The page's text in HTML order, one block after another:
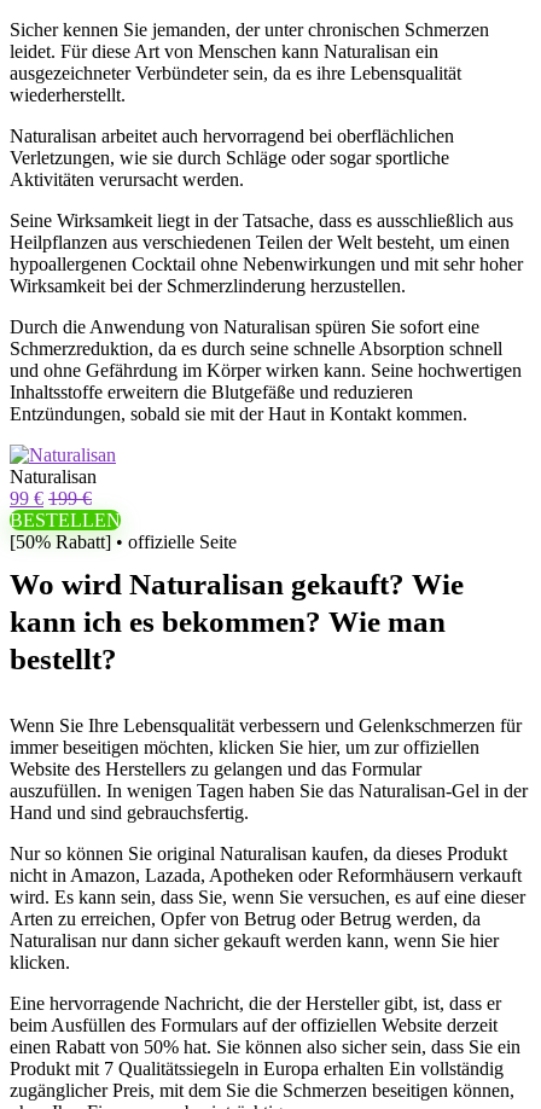
Sicher kennen Sie jemanden, der unter chronischen Schmerzen
leidet. Für diese Art von Menschen kann Naturalisan ein
ausgezeichneter Verbündeter sein, da es ihre Lebensqualität
wiederherstellt.
Naturalisan arbeitet auch hervorragend bei oberflächlichen
Verletzungen, wie sie durch Schläge oder sogar sportliche
Aktivitäten verursacht werden.
Seine Wirksamkeit liegt in der Tatsache, dass es ausschließlich aus
Heilpflanzen aus verschiedenen Teilen der Welt besteht, um einen
hypoallergenen Cocktail ohne Nebenwirkungen und mit sehr hoher
Wirksamkeit bei der Schmerzlinderung herzustellen.
Durch die Anwendung von Naturalisan spüren Sie sofort eine
Schmerzreduktion, da es durch seine schnelle Absorption schnell
und ohne Gefährdung im Körper wirken kann. Seine hochwertigen
Inhaltsstoffe erweitern die Blutgefäße und reduzieren
Entzündungen, sobald sie mit der Haut in Kontakt kommen.
Naturalisan
99 € 199 €
BESTELLEN
[50% Rabatt] • offizielle Seite
Wo wird Naturalisan gekauft? Wie
kann ich es bekommen? Wie man
bestellt?
Wenn Sie Ihre Lebensqualität verbessern und Gelenkschmerzen für
immer beseitigen möchten, klicken Sie hier, um zur offiziellen
Website des Herstellers zu gelangen und das Formular
auszufüllen. In wenigen Tagen haben Sie das Naturalisan-Gel in der
Hand und sind gebrauchsfertig.
Nur so können Sie original Naturalisan kaufen, da dieses Produkt
nicht in Amazon, Lazada, Apotheken oder Reformhäusern verkauft
wird. Es kann sein, dass Sie, wenn Sie versuchen, es auf eine dieser
Arten zu erreichen, Opfer von Betrug oder Betrug werden, da
Naturalisan nur dann sicher gekauft werden kann, wenn Sie hier
klicken.
Eine hervorragende Nachricht, die der Hersteller gibt, ist, dass er
beim Ausfüllen des Formulars auf der offiziellen Website derzeit
einen Rabatt von 50% hat. Sie können also sicher sein, dass Sie ein
Produkt mit 7 Qualitätssiegeln in Europa erhalten Ein vollständig
zugänglicher Preis, mit dem Sie die Schmerzen beseitigen können,